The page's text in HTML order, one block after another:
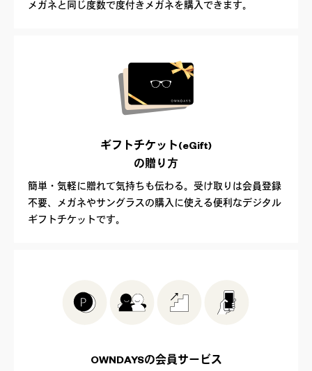
メガネと同じ度数で度付きメガネを購入できます。
ギフトチケット(eGift)
の贈り方
簡単・気軽に贈れて気持ちも伝わる。受け取りは会員登録
不要、メガネやサングラスの購入に使える便利なデジタル
ギフトチケットです。
OWNDAYSの会員サービス